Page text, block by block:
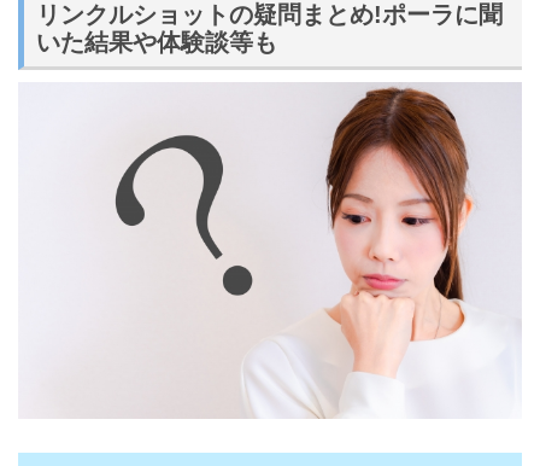
リンクルショットの疑問まとめ!ポーラに聞
いた結果や体験談等も